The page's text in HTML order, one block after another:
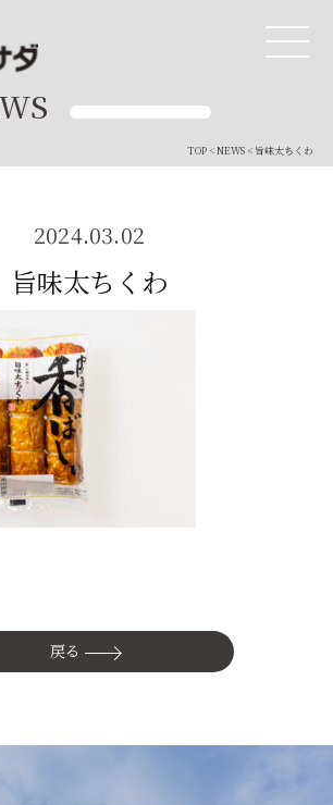
生産体制
美味しい安心
品・開発
質管理
営店
ね貞の歴史
リニューアル中
TOP<NEWS< 旨味太ちくわ
2024.03.02
旨味太ちくわ
戻る